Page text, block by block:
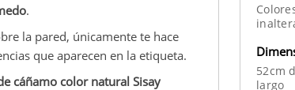
.
la pared, únicamente te hace
que aparecen en la etiqueta.
cáñamo color natural Sisay
52cm
largo